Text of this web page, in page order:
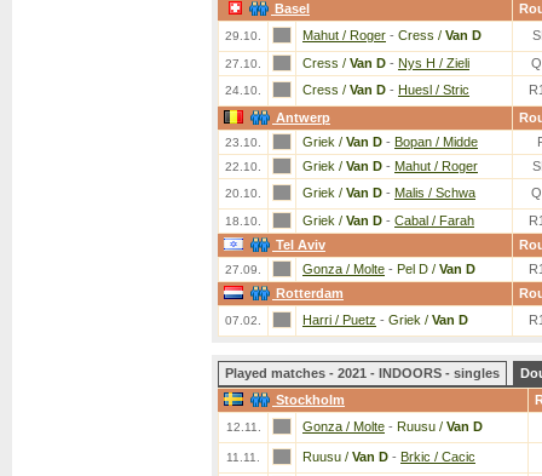
Basel
29.10. Mahut / Roger - Cress / Van D
27.10. Cress / Van D - Nys H / Zieli
24.10. Cress / Van D - Huesl / Stric
Antwerp
23.10. Griek / Van D - Bopan / Midde
22.10. Griek / Van D - Mahut / Roger
20.10. Griek / Van D - Malis / Schwa
18.10. Griek / Van D - Cabal / Farah
Tel Aviv
27.09. Gonza / Molte - Pel D / Van D
Rotterdam
07.02. Harri / Puetz - Griek / Van D
Played matches - 2021 - INDOORS - singles
Stockholm
12.11. Gonza / Molte - Ruusu / Van D
11.11. Ruusu / Van D - Brkic / Cacic